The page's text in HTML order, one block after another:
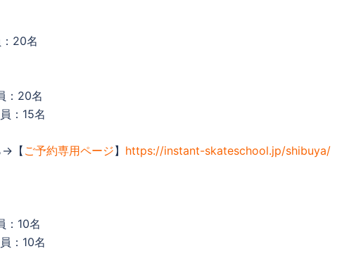
20名
：20名
：15名
→【 ご予約専用ページ】 https://instant-skateschool.jp/shibuya/
：10名
：10名